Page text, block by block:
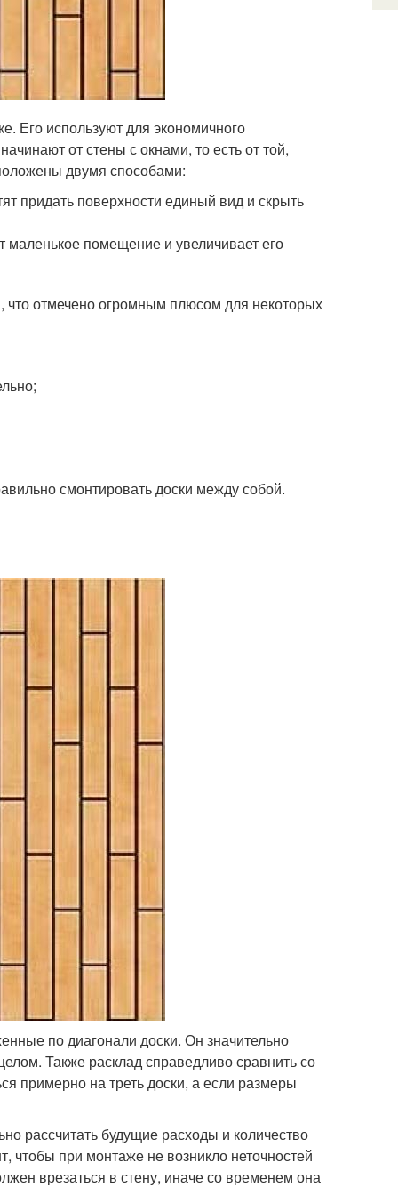
Его используют для экономичного
от стены с окнами, то есть от той,
двумя способами:
придать поверхности единый вид и скрыть
маленькое помещение и увеличивает его
отмечено огромным плюсом для некоторых
смонтировать доски между собой.
по диагонали доски. Он значительно
Также расклад справедливо сравнить со
примерно на треть доски, а если размеры
рассчитать будущие расходы и количество
чтобы при монтаже не возникло неточностей
врезаться в стену, иначе со временем она